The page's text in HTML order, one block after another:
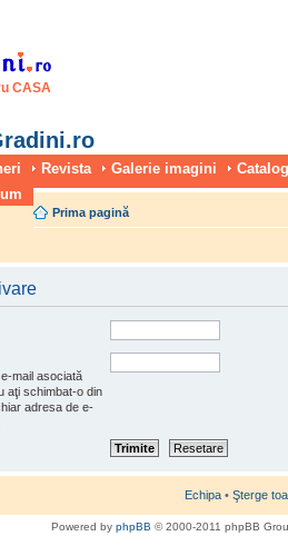
CASA
Revista Galerie imagini
Prima pagină
mail asociată
aţi schimbat-o din
adresa de e-
Echipa • Şterge
Powered by phpBB © 2000-2011 phpBB